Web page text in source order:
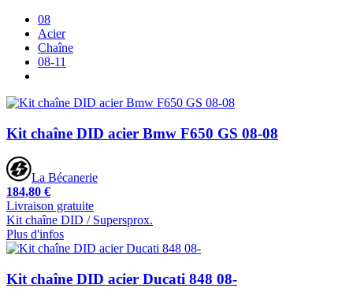
08
Acier
Chaîne
08-11
Kit chaîne DID acier Bmw F650 GS 08-08
La Bécanerie
184,80 €
Livraison gratuite
Kit chaîne DID / Supersprox.
Plus d'infos
Kit chaîne DID acier Ducati 848 08-